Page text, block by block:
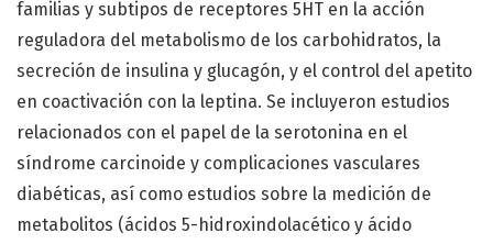
familias y subtipos de receptores 5HT en la acción
reguladora del metabolismo de los carbohidratos, la
secreción de insulina y glucagón, y el control del apetito
en coactivación con la leptina. Se incluyeron estudios
relacionados con el papel de la serotonina en el
síndrome carcinoide y complicaciones vasculares
diabéticas, así como estudios sobre la medición de
metabolitos (ácidos 5-hidroxindolacético y ácido